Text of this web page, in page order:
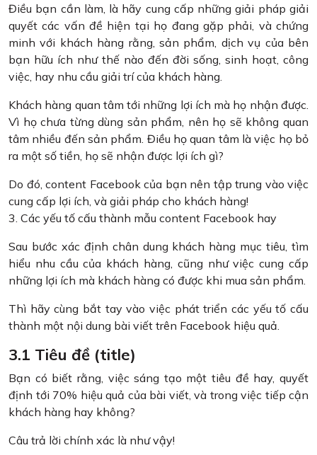
Điều bạn cần làm, là hãy cung cấp những giải pháp giải
quyết các vấn đề hiện tại họ đang gặp phải, và chứng
minh với khách hàng rằng, sản phẩm, dịch vụ của bên
bạn hữu ích như thế nào đến đời sống, sinh hoạt, công
việc, hay nhu cầu giải trí của khách hàng.
Khách hàng quan tâm tới những lợi ích mà họ nhận được.
Vì họ chưa từng dùng sản phẩm, nên họ sẽ không quan
tâm nhiều đến sản phẩm. Điều họ quan tâm là việc họ bỏ
ra một số tiền, họ sẽ nhận được lợi ích gì?
Do đó, content Facebook của bạn nên tập trung vào việc
cung cấp lợi ích, và giải pháp cho khách hàng!
3. Các yếu tố cấu thành mẫu content Facebook hay
Sau bước xác định chân dung khách hàng mục tiêu, tìm
hiểu nhu cầu của khách hàng, cũng như việc cung cấp
những lợi ích mà khách hàng có được khi mua sản phẩm.
Thì hãy cùng bắt tay vào việc phát triển các yếu tố cấu
thành một nội dung bài viết trên Facebook hiệu quả.
3.1 Tiêu đề (title)
Bạn có biết rằng, việc sáng tạo một tiêu đề hay, quyết
định tới 70% hiệu quả của bài viết, và trong việc tiếp cận
khách hàng hay không?
Câu trả lời chính xác là như vậy!